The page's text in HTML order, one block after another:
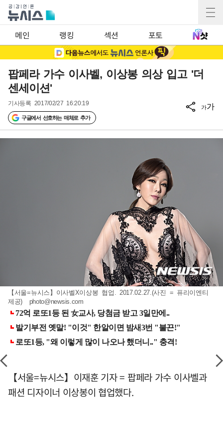
메인 랭킹 섹션 포토
팝페라 가수 이사벨, 이상봉 의상 입고 '더
센세이션'
기사등록 2017/02/27 16:20:19
구글에서 선호하는 매체로 추가
가가
【서울=뉴시스】이사벨X이상봉 협업. 2017.02.27.(사진 = 퓨리이엔티
제공) photo@newsis.com
【서울=뉴시스】이재훈 기자 = 팝페라 가수 이사벨과
패션 디자이너 이상봉이 협업했다.